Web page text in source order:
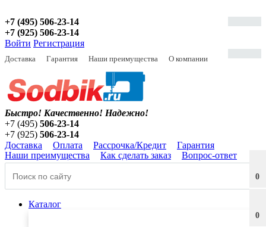
+7 (495) 506-23-14
+7 (925) 506-23-14
Войти Регистрация
Доставка Гарантия Наши преимущества О компании
0
0
Быстро! Качественно! Надежно!
+7 (495) 506-23-14
+7 (925) 506-23-14
Доставка
Оплата Рассрочка/Кредит
Гарантия
Наши преимущества
Как сделать заказ Вопрос-ответ
Каталог